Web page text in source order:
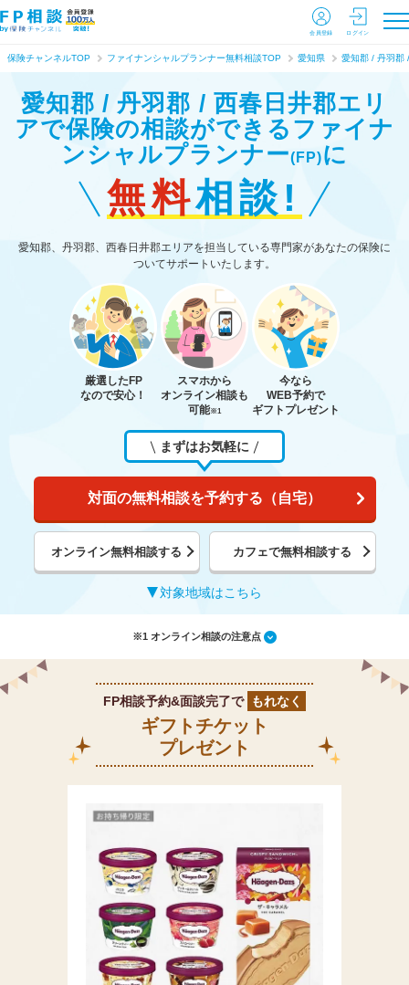
会員登録 ログイン
保険チャンネルTOP ファイナンシャルプランナー無料相談TOP 愛知県 愛知郡 / 丹羽郡
愛知郡 / 丹羽郡 / 西春日井郡エリ
アで保険の相談ができる ファイナ
ンシャルプランナー(FP)に
無料相談!
愛知郡、丹羽郡、西春日井郡エリアを担当している専門家があなたの保険に
ついてサポートいたします。
厳選したFP
なので安心！
スマホから
オンライン相談も
可能※1
今なら
WEB予約で
ギフトプレゼント
まずはお気軽に
対面の無料相談を予約する（自宅）
オンライン無料相談する カフェで無料相談する
対象地域はこちら
※1 オンライン相談の注意点
FP相談予約&面談完了で もれなく
ギフトチケット
プレゼント